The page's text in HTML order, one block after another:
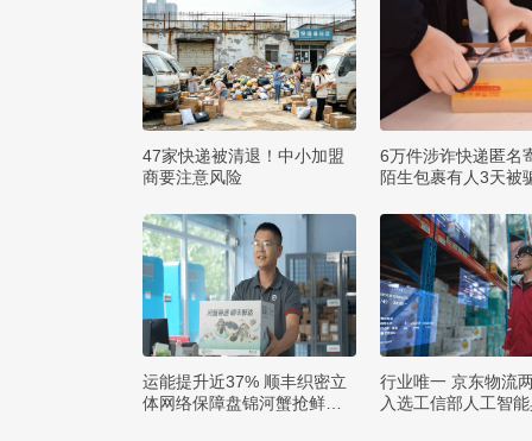
47家快递被清退！中小加盟
商要注意风险
6万件涉诈快递匿名
陌生包裹有人3天被
运能提升近37% 顺丰织密立
体网络保障盘锦河蟹抢鲜出
行业唯一 京东物流
入选工信部人工智